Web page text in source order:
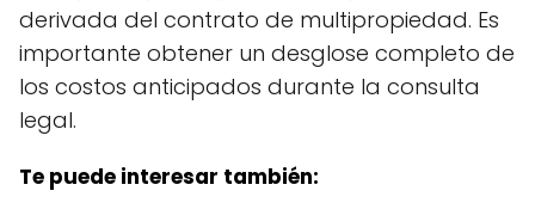
derivada del contrato de multipropiedad. Es
importante obtener un desglose completo de
los costos anticipados durante la consulta
legal.
Te puede interesar también: